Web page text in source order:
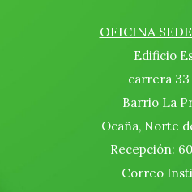
OFICINA
Edificio
carrera 33
Barrio La
Ocaña, Norte
Recepción:
Correo